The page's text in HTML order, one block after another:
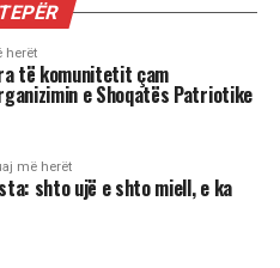
herët
të komunitetit çam
e Shoqatës Patriotike
më herët
shto ujë e shto miell, e ka